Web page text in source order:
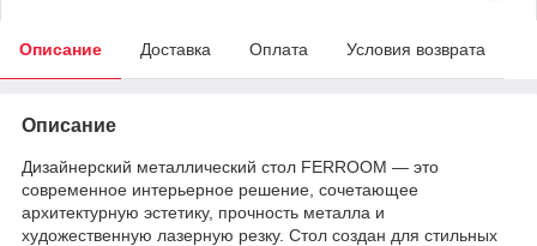
Описание Доставка Оплата Условия возврата
Описание
Дизайнерский металлический стол FERROOM — это
современное интерьерное решение, сочетающее
архитектурную эстетику, прочность металла и
художественную лазерную резку. Стол создан для стильных